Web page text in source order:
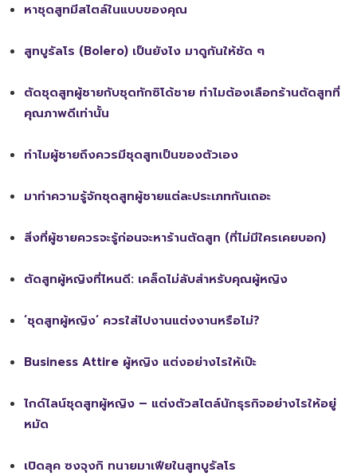
หาชุดสูทมีสไตล์ในแบบของคุณ
สูทบูรัลโร (Bolero) เป็นยังไง มาดูกันให้ชัด ๆ
ตัดชุดสูทผู้ชายกับชุดทักซิโด้ชาย ทำไมต้องเลือกร้านตัดสูทที่
คุณภาพดีเท่านั้น
ทำไมผู้ชายถึงควรมีชุดสูทเป็นของตัวเอง
มาทำความรู้จักชุดสูทผู้ชายแต่ละประเภทกันเถอะ
สิ่งที่ผู้ชายควรจะรู้ก่อนจะหาร้านตัดสูท (ที่ไม่มีใครเคยบอก)
ตัดสูทผู้หญิงที่ไหนดี: เคล็ดไม่ลับสำหรับคุณผู้หญิง
‘ชุดสูทผู้หญิง’ ควรใส่ไปงานแต่งงานหรือไม่?
Business Attire ผู้หญิง แต่งอย่างไรให้เป๊ะ
ไกด์ไลน์ชุดสูทผู้หญิง – แต่งตัวสไตล์นักธุรกิจอย่างไรให้อยู่
หมัด
เปิดลุค ซงจุงกิ ทนายมาเฟียในสูทบูรัลโร